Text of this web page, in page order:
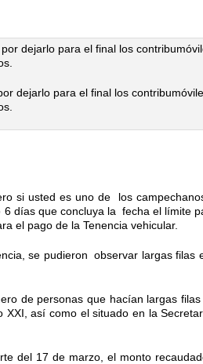
dejarlo para el final los
si usted es uno de los
días que concluya la fecha el límite
el pago de la Tenencia vehicular.
se pudieron observar largas filas
de personas que hacían largas
así como el situado en la
del 17 de marzo, el monto